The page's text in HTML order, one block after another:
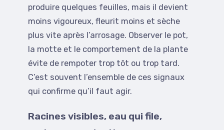
produire quelques feuilles, mais il devient
moins vigoureux, fleurit moins et sèche
plus vite après l’arrosage. Observer le pot,
la motte et le comportement de la plante
évite de rempoter trop tôt ou trop tard.
C’est souvent l’ensemble de ces signaux
qui confirme qu’il faut agir.
Racines visibles, eau qui file,